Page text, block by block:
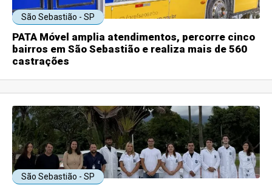
São Sebastião - SP
PATA Móvel amplia atendimentos, percorre cinco
bairros em São Sebastião e realiza mais de 560
castrações
São Sebastião - SP